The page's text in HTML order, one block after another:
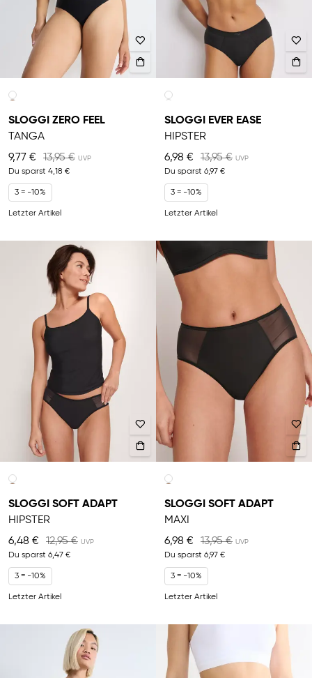
SLOGGI ZERO FEEL
TANGA
9,77 €
13,95 €
Du sparst 4,18 €
3 = -10%
Letzter Artikel
SLOGGI EVER EASE
HIPSTER
6,98 €
13,95 €
Du sparst 6,97 €
3 = -10%
Letzter Artikel
SLOGGI SOFT ADAPT
HIPSTER
6,48 €
12,95 €
Du sparst 6,47 €
3 = -10%
Letzter Artikel
SLOGGI SOFT ADAPT
MAXI
6,98 €
13,95 €
Du sparst 6,97 €
3 = -10%
Letzter Artikel